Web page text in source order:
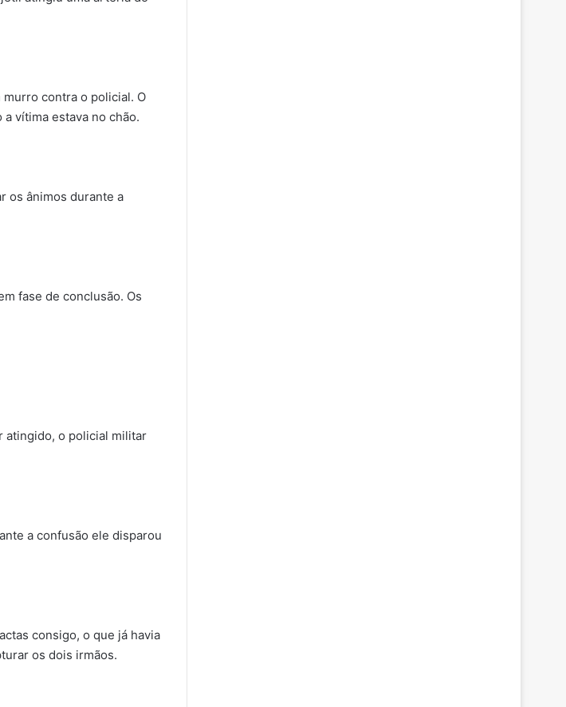
murro contra o policial. O
vítima estava no chão.
os ânimos durante a
fase de conclusão. Os
atingido, o policial militar
a confusão ele disparou
consigo, o que já havia
os dois irmãos.